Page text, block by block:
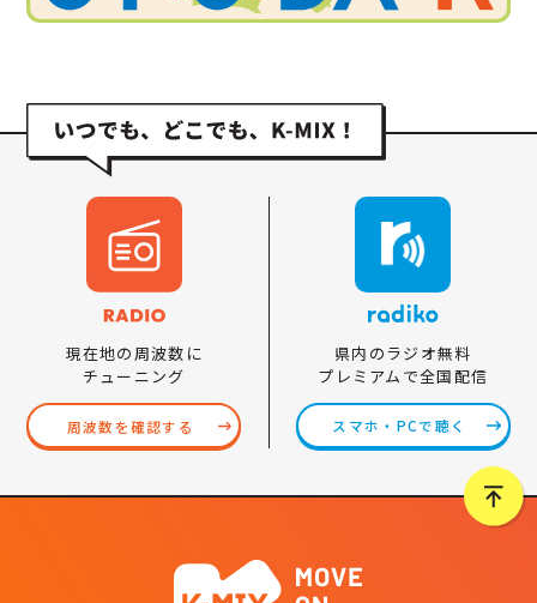
現在地の周波数に
チューニング
周波数を確認する
県内のラジオ無料
プレミアムで全国配信
スマホ・PCで聴く